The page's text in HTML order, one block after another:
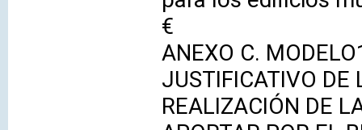
€
ANEXO C.
JUSTIFICATIVO DE
REALIZACIÓN DE